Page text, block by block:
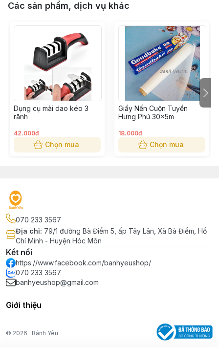
Các sản phẩm, dịch vụ khác
Dụng cụ mài dao kéo 3
rãnh
42.000đ
Chọn mua
Giấy Nến Cuộn Tuyền
Hưng Phú 30x5m
18.000đ
Chọn mua
070 233 3567
Địa chỉ: 79/1 đường Bà Điểm 5, ấp Tây Lân, Xã Bà Điểm, Hồ
Chí Minh - Huyện Hóc Môn
Kết nối
https://www.facebook.com/banhyeushop/
070 233 3567
banhyeushop@gmail.com
Giới thiệu
© 2026 Bánh Yêu